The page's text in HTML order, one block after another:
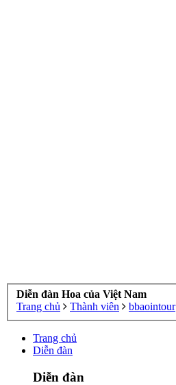
Diễn đàn Hoa của Việt Nam
Trang chủ
Thành viên bbaointour
Trang chủ
Diễn đàn
Diễn đàn